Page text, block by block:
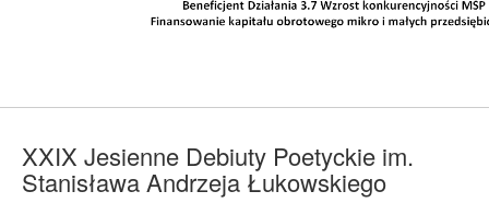
XXIX Jesienne Debiuty Poetyckie im.
Stanisława Andrzeja Łukowskiego